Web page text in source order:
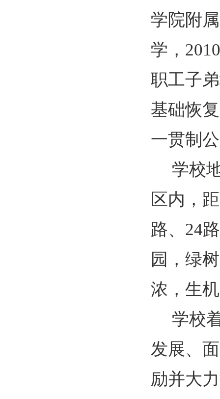
学院附
学， 2010
职工子
基础恢
一贯制
学校
区内，
路、 24
园，绿
浓，生
学校
发展、
励并大